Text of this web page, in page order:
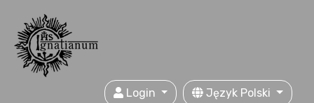
Login Język Polski